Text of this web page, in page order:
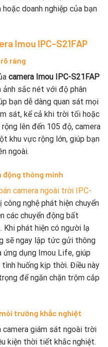
doanh nghiệp của bạn
Imou IPC-S21FAP
ràng
camera Imou IPC-S21FAP
ảnh sắc nét với độ phân
bạn dễ dàng quan sát mọi
sát, kể cả khi trời tối hoặc
lên đến 105 độ, camera
khu vực rộng lớn, giúp bạn
ngoài.
động thông minh
camera ngoài trời IPC-
nghệ phát hiện chuyển
các chuyển động bất
phát hiện có người lạ
sẽ ngay lập tức gửi thông
ứng dụng Imou Life, giúp
huống kịp thời. Điều này
để ngăn chặn trộm cắp
trường khắc nghiệt
giám sát ngoài trời
kiện thời tiết khắc nghiệt.